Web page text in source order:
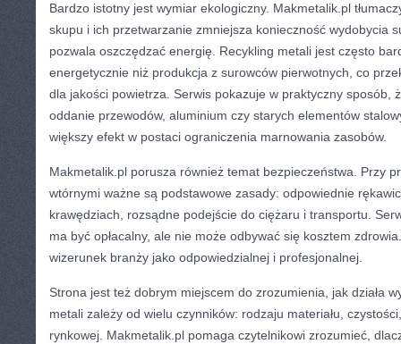
Bardzo istotny jest wymiar ekologiczny. Makmetalik.pl
skupu i ich przetwarzanie zmniejsza konieczność wydobycia
pozwala oszczędzać energię. Recykling metali jest często
energetycznie niż produkcja z surowców pierwotnych, co
dla jakości powietrza. Serwis pokazuje w praktyczny
oddanie przewodów, aluminium czy starych elementów
większy efekt w postaci ograniczenia marnowania zasobów.
Makmetalik.pl porusza również temat bezpieczeństwa. Przy
wtórnymi ważne są podstawowe zasady: odpowiednie
krawędziach, rozsądne podejście do ciężaru i transportu.
ma być opłacalny, ale nie może odbywać się kosztem
wizerunek branży jako odpowiedzialnej i profesjonalnej.
Strona jest też dobrym miejscem do zrozumienia, jak działa
metali zależy od wielu czynników: rodzaju materiału,
rynkowej. Makmetalik.pl pomaga czytelnikowi zrozumieć,